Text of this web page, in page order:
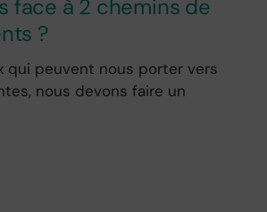
face à 2 chemins de
?
qui peuvent nous porter vers
nous devons faire un